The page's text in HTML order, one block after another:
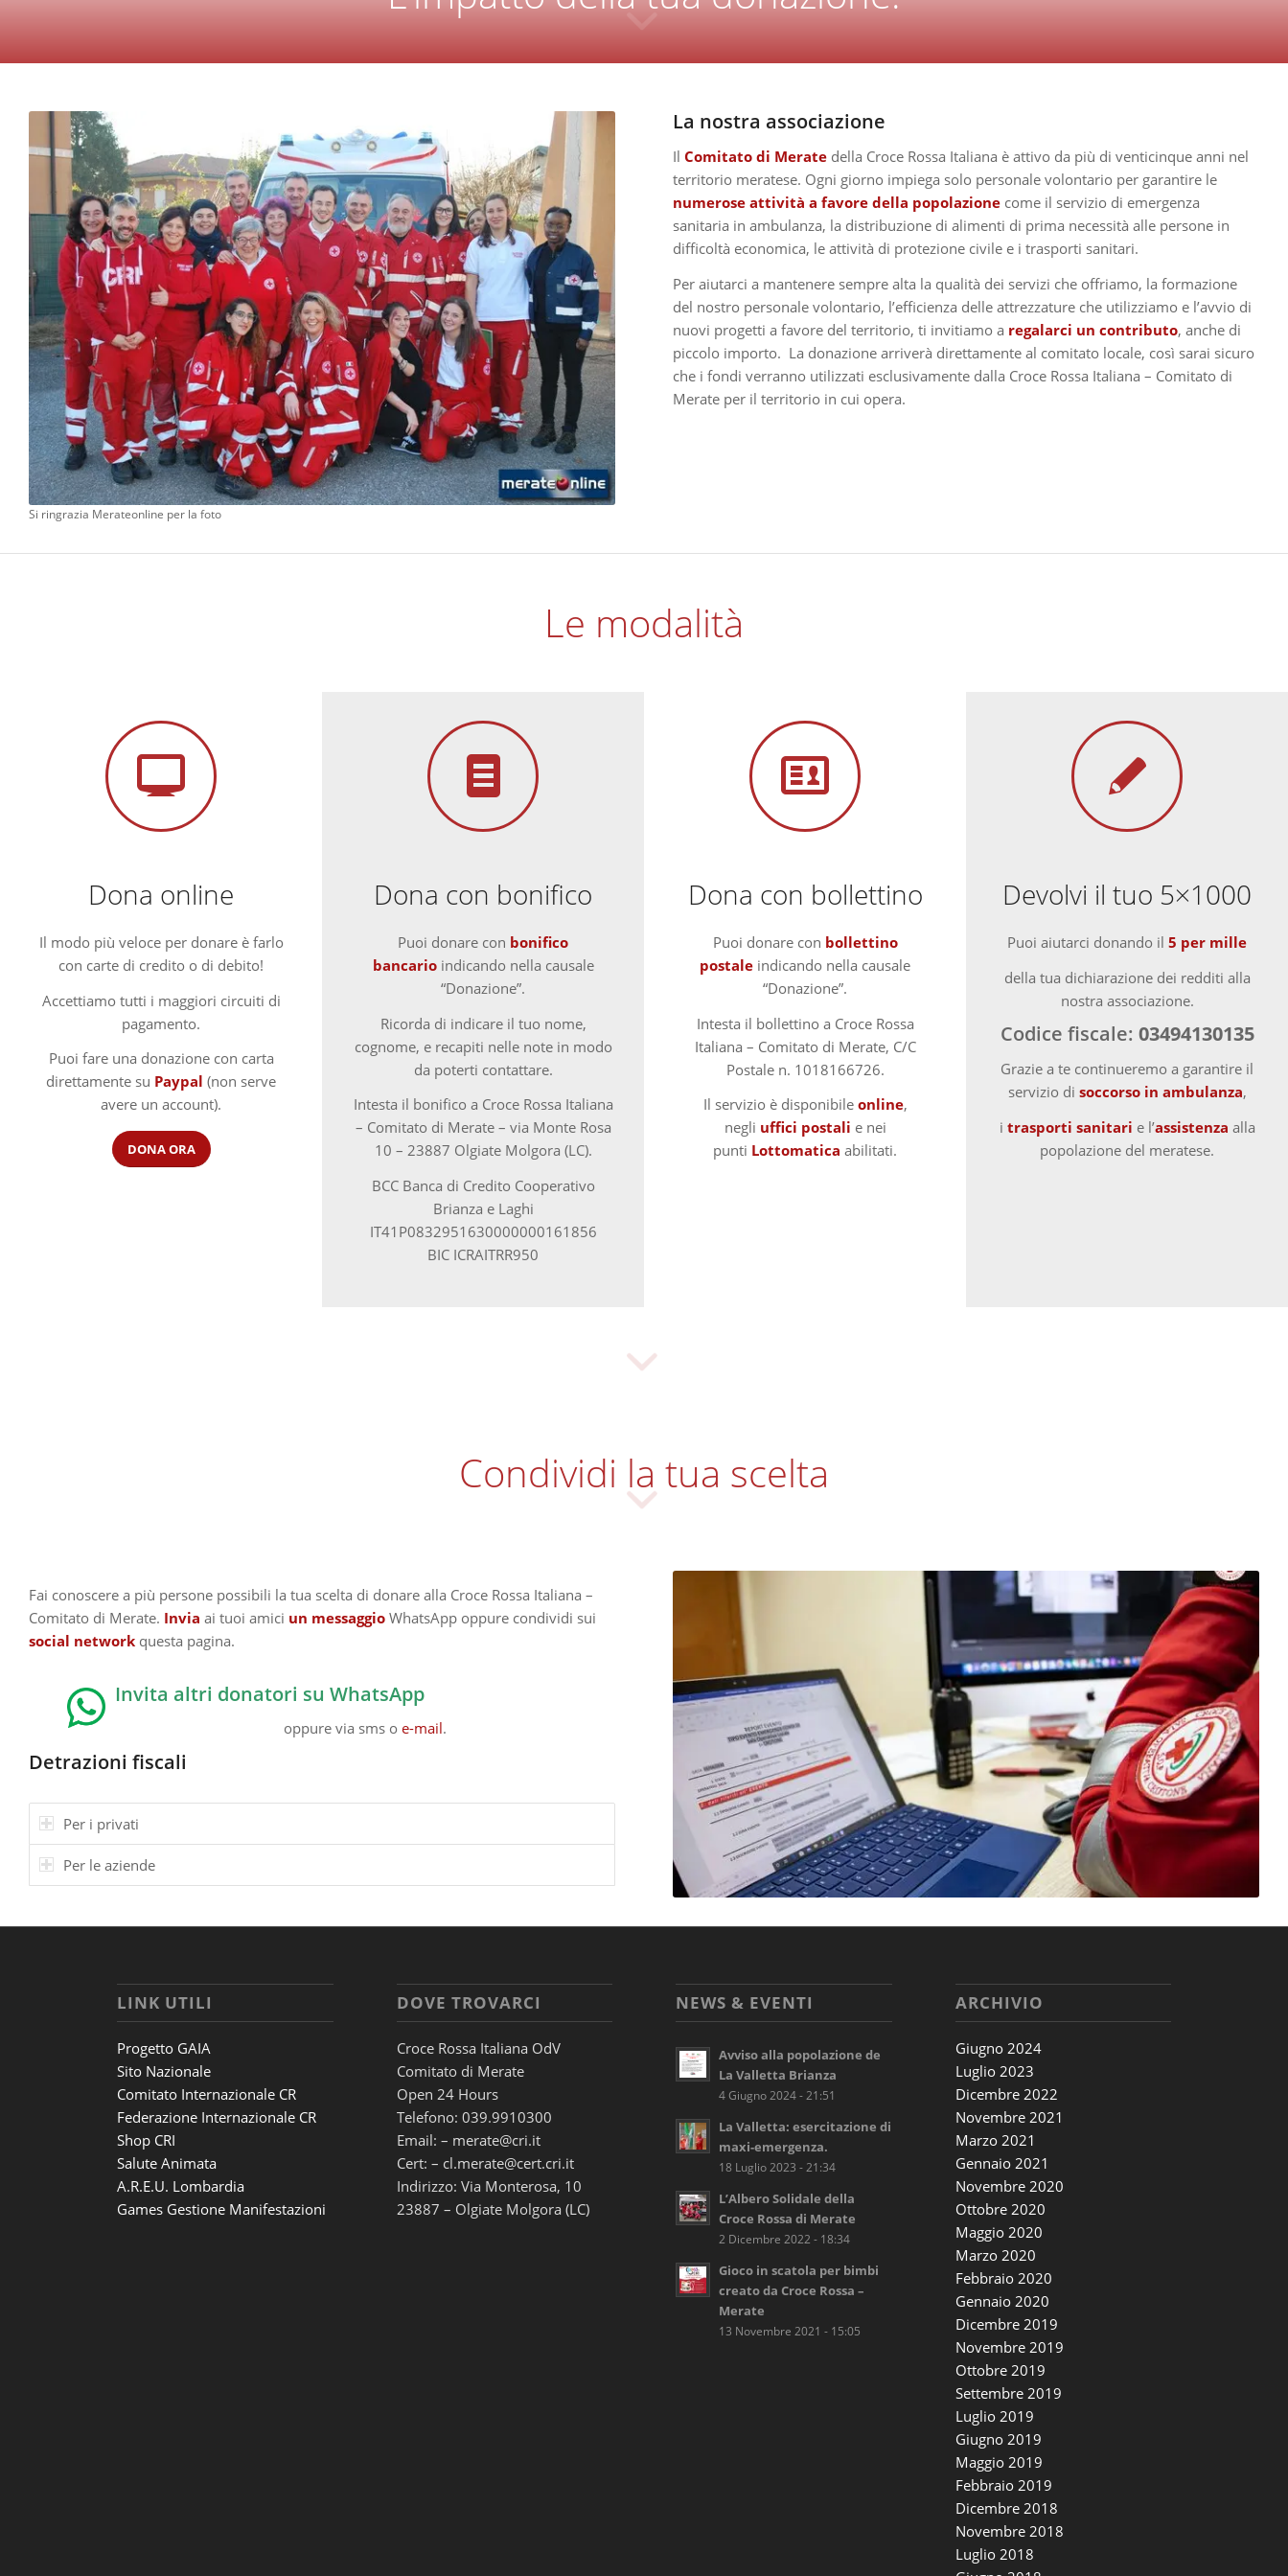
Si ringrazia Merateonline per la foto
La nostra associazione
Il Comitato di Merate della Croce Rossa Italiana è attivo da più di venticinque anni nel
territorio meratese. Ogni giorno impiega solo personale volontario per garantire le
numerose attività a favore della popolazione come il servizio di emergenza
sanitaria in ambulanza, la distribuzione di alimenti di prima necessità alle persone in
difficoltà economica, le attività di protezione civile e i trasporti sanitari.
Per aiutarci a mantenere sempre alta la qualità dei servizi che offriamo, la formazione
del nostro personale volontario, l’efficienza delle attrezzature che utilizziamo e l’avvio di
nuovi progetti a favore del territorio, ti invitiamo a regalarci un contributo, anche di
piccolo importo. La donazione arriverà direttamente al comitato locale, così sarai sicuro
che i fondi verranno utilizzati esclusivamente dalla Croce Rossa Italiana – Comitato di
Merate per il territorio in cui opera.
Le modalità
Dona online
Il modo più veloce per donare è farlo
con carte di credito o di debito!
Accettiamo tutti i maggiori circuiti di
pagamento.
Puoi fare una donazione con carta
direttamente su Paypal (non serve
avere un account).
DONA ORA
Dona con bonifico
Puoi donare con bonifico
bancarioindicando nella causale
“Donazione”.
Ricorda di indicare il tuo nome,
cognome, e recapiti nelle note in modo
da poterti contattare.
Intesta il bonifico a Croce Rossa Italiana
– Comitato di Merate – via Monte Rosa
10 – 23887 Olgiate Molgora (LC).
BCC Banca di Credito Cooperativo
Brianza e Laghi
IT41P0832951630000000161856
BIC ICRAITRR950
Dona con bollettino
Puoi donare con bollettino
postale indicando nella causale
“Donazione”.
Intesta il bollettino a Croce Rossa
Italiana – Comitato di Merate, C/C
Postale n. 1018166726.
Il servizio è disponibile online,
negli uffici postali e nei
punti Lottomatica abilitati.
Devolvi il tuo 5×1000
Puoi aiutarci donando il 5 per mille
della tua dichiarazione dei redditi alla
nostra associazione.
Codice fiscale: 03494130135
Grazie a te continueremo a garantire il
servizio di soccorso in ambulanza,
i trasporti sanitari e l’assistenza alla
popolazione del meratese.
Condividi la tua scelta
Fai conoscere a più persone possibili la tua scelta di donare alla Croce Rossa Italiana –
Comitato di Merate. Invia ai tuoi amici un messaggio WhatsApp oppure condividi sui
social network questa pagina.
Invita altri donatori su WhatsApp
oppure via sms o e-mail.
Detrazioni fiscali
Per i privati
Per le aziende
LINK UTILI
Progetto GAIA
Sito Nazionale
Comitato Internazionale CR
Federazione Internazionale CR
Shop CRI
Salute Animata
A.R.E.U. Lombardia
Games Gestione Manifestazioni
DOVE TROVARCI
Croce Rossa Italiana OdV
Comitato di Merate
Open 24 Hours
Telefono: 039.9910300
Email: – merate@cri.it
Cert: – cl.merate@cert.cri.it
Indirizzo: Via Monterosa, 10
23887 – Olgiate Molgora (LC)
NEWS & EVENTI
Avviso alla popolazione de
La Valletta Brianza
4 Giugno 2024 - 21:51
La Valletta: esercitazione di
maxi-emergenza.
18 Luglio 2023 - 21:34
L’Albero Solidale della
Croce Rossa di Merate
2 Dicembre 2022 - 18:34
Gioco in scatola per bimbi
creato da Croce Rossa –
Merate
13 Novembre 2021 - 15:05
ARCHIVIO
Giugno 2024
Luglio 2023
Dicembre 2022
Novembre 2021
Marzo 2021
Gennaio 2021
Novembre 2020
Ottobre 2020
Maggio 2020
Marzo 2020
Febbraio 2020
Gennaio 2020
Dicembre 2019
Novembre 2019
Ottobre 2019
Settembre 2019
Luglio 2019
Giugno 2019
Maggio 2019
Febbraio 2019
Dicembre 2018
Novembre 2018
Luglio 2018